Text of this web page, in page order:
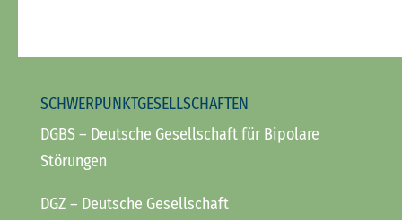
SCHWERPUNKTGESELLSCHAFTEN
DGBS– Deutsche Gesellschaft für Bipolare
Störungen
DGZ – Deutsche Gesellschaft